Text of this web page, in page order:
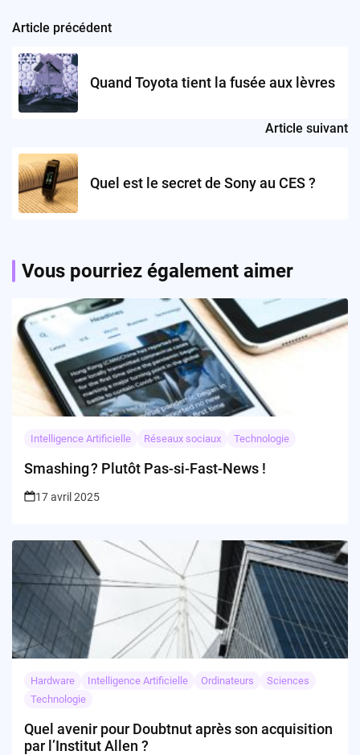
Post
navigation
Article précédent
Quand Toyota tient la fusée aux lèvres
Article suivant
Quel est le secret de Sony au CES ?
Vous pourriez également aimer
Intelligence Artificielle Réseaux sociaux Technologie
Smashing ? Plutôt Pas-si-Fast-News !
17 avril 2025
Hardware Intelligence Artificielle Ordinateurs
Sciences
Technologie
Quel avenir pour Doubtnut après son acquisition
par l’Institut Allen ?